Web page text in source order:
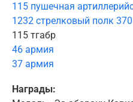
115 пушечная
1232 стрелковый полк
115 тгабр
46 армия
37 армия
Награды: